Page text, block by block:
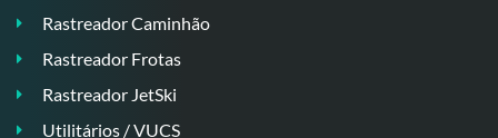
Rastreador Caminhão
Rastreador Frotas
Rastreador JetSki
Utilitários / VUCS